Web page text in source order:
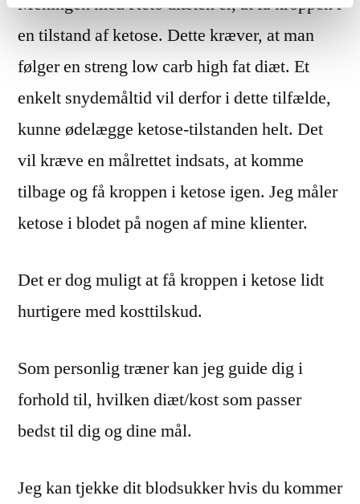
en tilstand af ketose. Dette kræver, at man
følger en streng low carb high fat diæt. Et
enkelt snydemåltid vil derfor i dette tilfælde,
kunne ødelægge ketose-tilstanden helt. Det
vil kræve en målrettet indsats, at komme
tilbage og få kroppen i ketose igen. Jeg måler
ketose i blodet på nogen af mine klienter.
Det er dog muligt at få kroppen i ketose lidt
hurtigere med kosttilskud.
Som personlig træner kan jeg guide dig i
forhold til, hvilken diæt/kost som passer
bedst til dig og dine mål.
Jeg kan tjekke dit blodsukker hvis du kommer